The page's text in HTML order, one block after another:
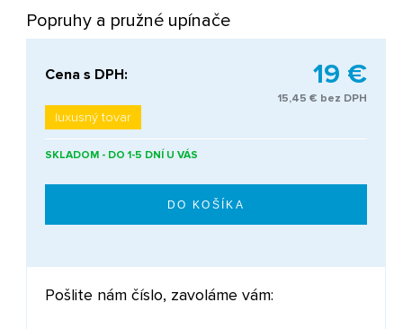
Popruhy a pružné upínače
Cena s DPH: 19 €
15,45 € bez DPH
luxusný tovar
SKLADOM - DO 1-5 DNÍ U VÁS
Pošlite nám číslo, zavoláme vám: